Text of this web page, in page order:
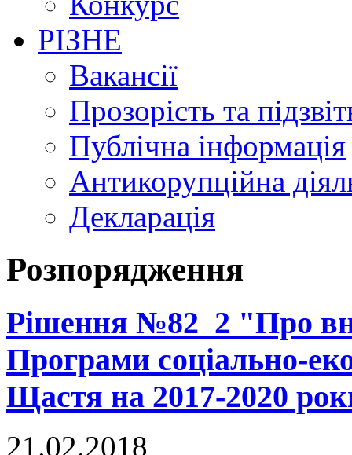
РІЗНЕ
Вакансії
Прозорість та
Публічна інформація
Антикорупційна
Декларація
Розпорядження
Рішення №82_2 "Про
Програми соціально-
Щастя на 2017-2020
21.02.2018